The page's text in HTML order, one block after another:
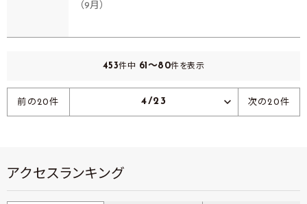
（9月）
453件中 61～80件を表示
前の20件 4/23 次の20件
アクセスランキング